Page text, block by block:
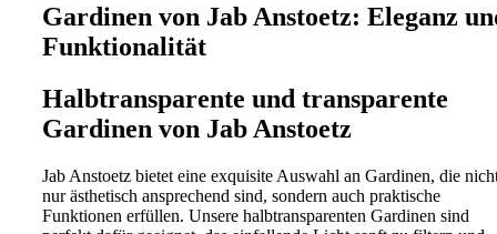
Gardinen von Jab Anstoetz: Eleganz
Funktionalität
Halbtransparente und transparente
Gardinen von Jab Anstoetz
Jab Anstoetz bietet eine exquisite Auswahl an Gardinen, die
nur ästhetisch ansprechend sind, sondern auch praktische
Funktionen erfüllen. Unsere halbtransparenten Gardinen sind